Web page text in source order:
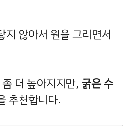
지 않아서 원을 그리면서
더 높아지지만, 굵은 수
추천합니다.